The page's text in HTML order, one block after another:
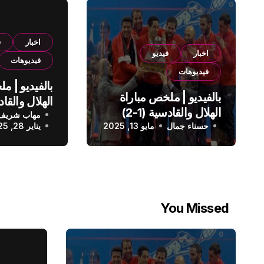
اخبار
فيديو
فيديوهات
بالفيديو | ملخص مباراة
الهلال والقادسية (1-2)
الدوري السعودي
حسناء جمال مايو 13, 2025
اخبار
فيديوهات
بالفيديو |
الدوري
مهاب
يناير 28, 2025
You Missed